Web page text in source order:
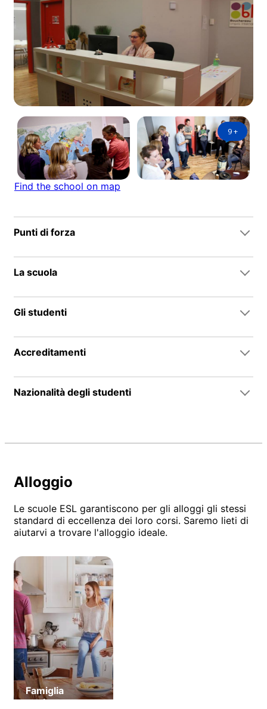
9+
Find the school on map
Punti di forza
La scuola
Gli studenti
Accreditamenti
Nazionalità degli studenti
Alloggio
Le scuole ESL garantiscono per gli alloggi gli stessi
standard di eccellenza dei loro corsi. Saremo lieti di
aiutarvi a trovare l'alloggio ideale.
Famiglia
ospitante